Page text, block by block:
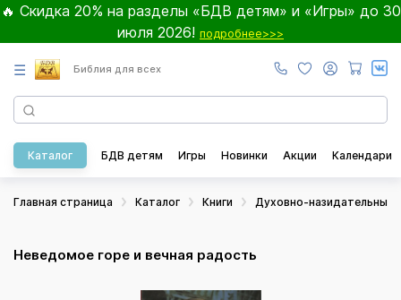
🔥 Скидка 20% на разделы «БДВ детям» и «Игры» до 30
июля 2026! подробнее>>>
☰ Библия для всех
Каталог БДВ детям Игры Новинки Акции Календари
Главная страница Каталог Книги Духовно-назидательные
Неведомое горе и вечная радость